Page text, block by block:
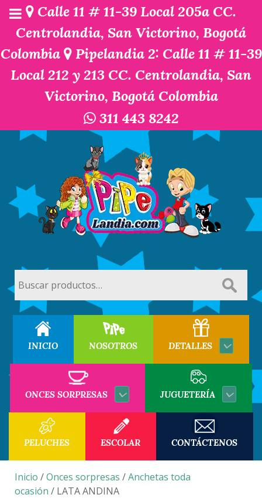
Calle 11 # 11-39 Local 205a CC.
Centrolandia, San Victorino, Bogotá
Colombia
Pipelandia 2: Calle 11 # 11-39
Local 212 y 213 CC. Centrolandia, San
Victorino, Bogotá Colombia
311 443 8242
por:
INICIO NOSOTROS DETALLES
ONCES SORPRESAS JUGUETERÍA
PELUCHES ESCOLAR CONTÁCTENOS
Inicio /Onces sorpresas /Anchetas toda
ocasión / LATA ANDINA